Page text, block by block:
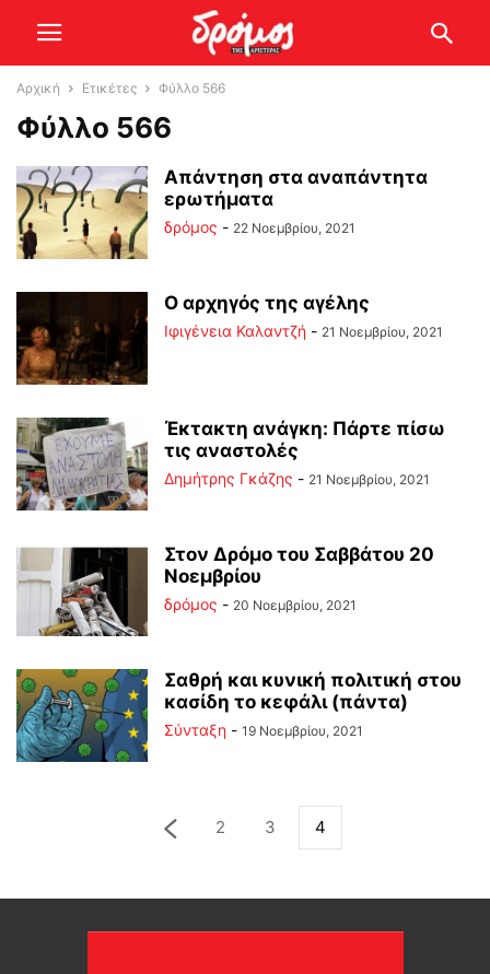
Αρχική Ετικέτες Φύλλο 566
Φύλλο 566
Απάντηση στα αναπάντητα
ερωτήματα
δρόμος - 22 Νοεμβρίου, 2021
Ο αρχηγός της αγέλης
Ιφιγένεια Καλαντζή - 21 Νοεμβρίου, 2021
Έκτακτη ανάγκη: Πάρτε πίσω
τις αναστολές
Δημήτρης Γκάζης - 21 Νοεμβρίου, 2021
Στον Δρόμο του Σαββάτου 20
Νοεμβρίου
δρόμος - 20 Νοεμβρίου, 2021
Σαθρή και κυνική πολιτική στου
κασίδη το κεφάλι (πάντα)
Σύνταξη - 19 Νοεμβρίου, 2021
2 3 4